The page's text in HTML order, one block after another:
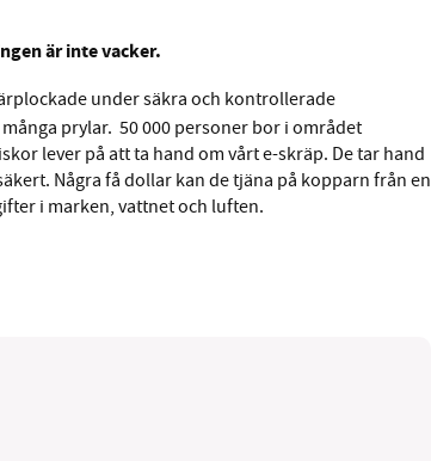
är inte vacker.
under säkra och kontrollerade
prylar. 50 000 personer bor i området
lever på att ta hand om vårt e-skräp. De tar hand
Några få dollar kan de tjäna på kopparn från en
i marken, vattnet och luften.